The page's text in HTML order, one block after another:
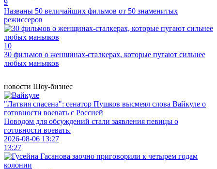
9
Названы 50 величайших фильмов от 50 знаменитых
режиссеров
10
30 фильмов о женщинах-сталкерах, которые пугают сильнее
любых маньяков
новости Шоу-бизнес
"Латвия спасена": сенатор Пушков высмеял слова Вайкуле о
готовности воевать с Россией
Поводом для обсуждений стали заявления певицы о
готовности воевать.
2026-08-06 13:27
13:27